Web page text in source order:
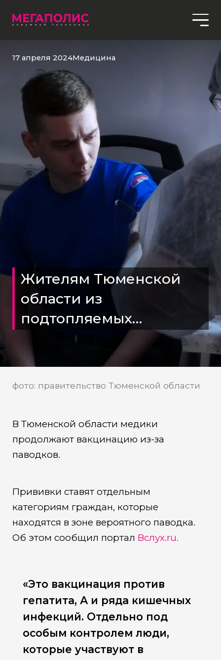
17 апреля 2024Медицина
Жителям Тюменской
области из
подтопляемых
территорий ставят
прививки
фото: правительство Тюменской области
В Тюменской области медики
продолжают вакцинацию из-за
паводков.
Прививки ставят отдельным
категориям граждан, которые
находятся в зоне вероятного паводка.
Об этом сообщил портал Вслух.ru.
«Это вакцинация против
гепатита, А и ряда кишечных
инфекций. Отдельно под
особым контролем люди,
которые участвуют в